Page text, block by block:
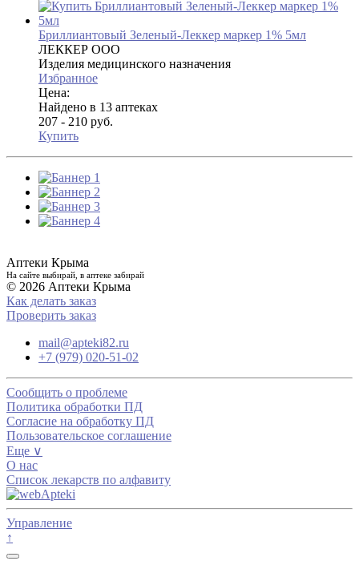
Бриллиантовый Зеленый-Леккер маркер 1% 5мл
ЛЕККЕР ООО
Изделия медицинского назначения
Избранное
Цена:
Найдено в 13 аптеках
207 - 210 руб.
Купить
Аптеки Крыма
На сайте выбирай, в аптеке забирай
© 2026 Аптеки Крыма
Как делать заказ
Проверить заказ
mail@apteki82.ru
+7 (979) 020-51-02
Сообщить о проблеме
Политика обработки ПД
Согласие на обработку ПД
Пользовательское соглашение
Еще ∨
О нас
Список лекарств по алфавиту
Управление
↑